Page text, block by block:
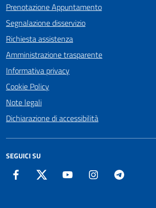
Prenotazione Appuntamento
Segnalazione disservizio
Richiesta assistenza
Amministrazione trasparente
Informativa privacy
Cookie Policy
Note legali
Dichiarazione di accessibilità
SEGUICI SU
Facebook Twitter YouTube Instagram